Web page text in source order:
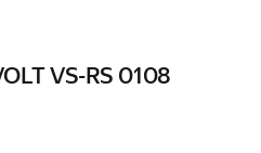
VS-RS 0108